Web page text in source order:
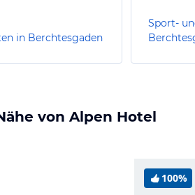
in Berchtesgaden
Sport-
von Alpen Hotel
100%